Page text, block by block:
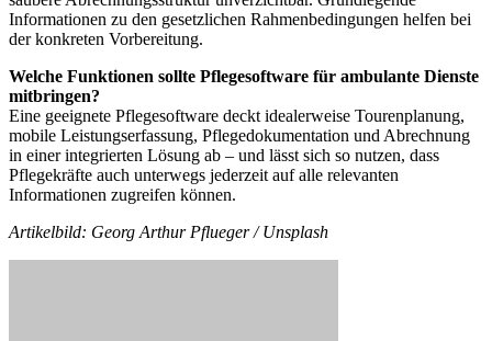
Informationen zu den gesetzlichen Rahmenbedingungen helfen bei
der konkreten Vorbereitung.
Welche Funktionen sollte Pflegesoftware für ambulante Dienste
mitbringen?
Eine geeignete Pflegesoftware deckt idealerweise Tourenplanung,
mobile Leistungserfassung, Pflegedokumentation und Abrechnung
in einer integrierten Lösung ab – und lässt sich so nutzen, dass
Pflegekräfte auch unterwegs jederzeit auf alle relevanten
Informationen zugreifen können.
Artikelbild: Georg Arthur Pflueger / Unsplash